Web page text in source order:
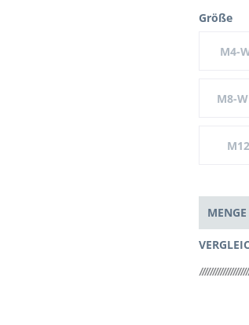
Größe
M4-
M8-
M12
MENGE